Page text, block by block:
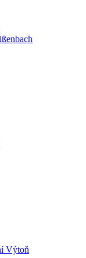
Výtoň